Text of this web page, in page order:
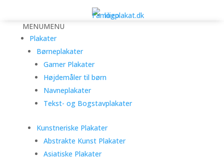
MENUMENU
Plakater
Børneplakater
Gamer Plakater
Højdemåler til børn
Navneplakater
Tekst- og Bogstavplakater
Kunstneriske Plakater
Abstrakte Kunst Plakater
Asiatiske Plakater